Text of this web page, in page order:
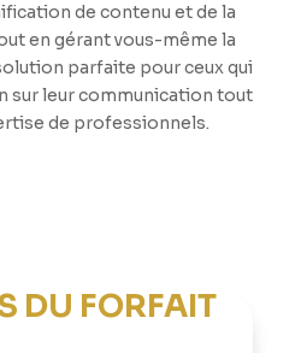
de contenu et de la
en gérant vous-même la
parfaite pour ceux qui
sur leur communication tout
de professionnels.
DU FORFAIT